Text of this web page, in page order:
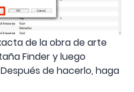
de la obra de arte
Finder y luego
de hacerlo, haga